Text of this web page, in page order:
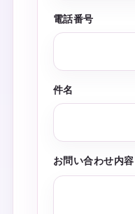
電話番号
件名
お問い合わせ内容